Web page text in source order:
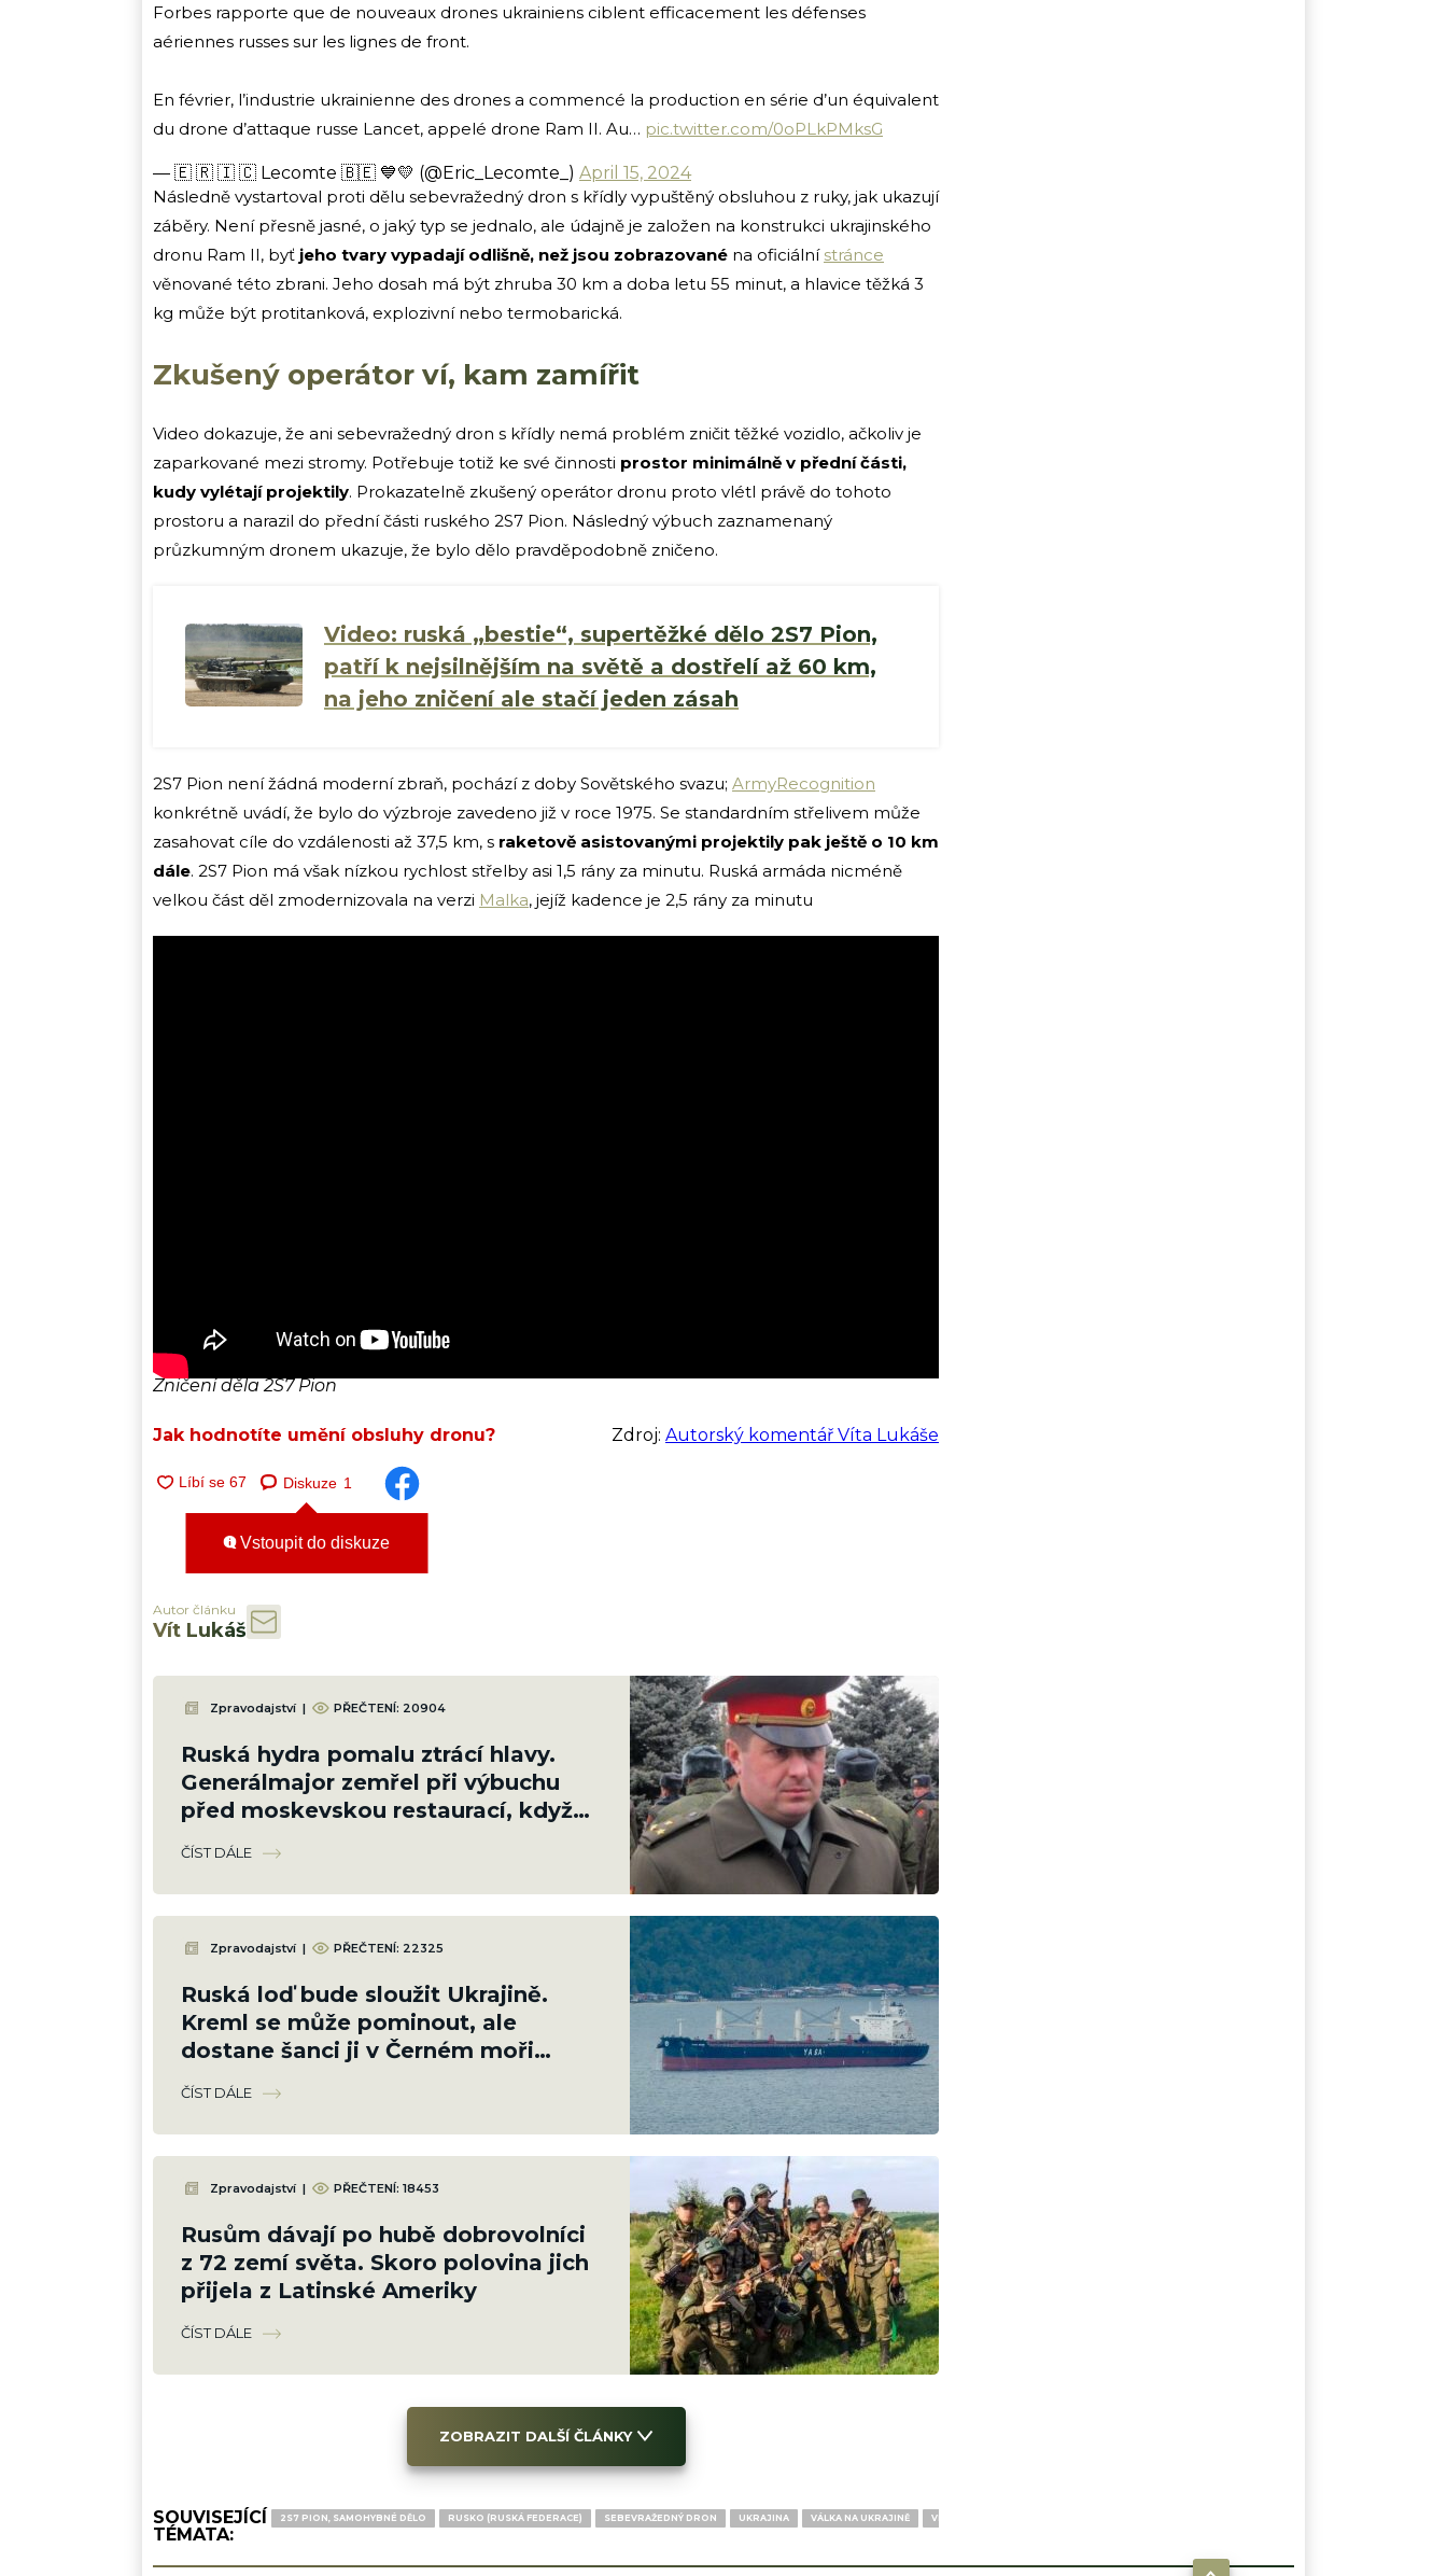
Forbes rapporte que de nouveaux drones ukrainiens ciblent efficacement les défenses
aériennes russes sur les lignes de front.
En février, l’industrie ukrainienne des drones a commencé la production en série d’un équivalent
du drone d’attaque russe Lancet, appelé drone Ram II. Au… pic.twitter.com/0oPLkPMksG
— 🇪 🇷 🇮 🇨 Lecomte 🇧🇪 💙💛 (@Eric_Lecomte_) April 15, 2024
Následně vystartoval proti dělu sebevražedný dron s křídly vypuštěný obsluhou z ruky, jak ukazují
záběry. Není přesně jasné, o jaký typ se jednalo, ale údajně je založen na konstrukci ukrajinského
dronu Ram II, byť jeho tvary vypadají odlišně, než jsou zobrazované na oficiální stránce
věnované této zbrani. Jeho dosah má být zhruba 30 km a doba letu 55 minut, a hlavice těžká 3
kg může být protitanková, explozivní nebo termobarická.
Zkušený operátor ví, kam zamířit
Video dokazuje, že ani sebevražedný dron s křídly nemá problém zničit těžké vozidlo, ačkoliv je
zaparkované mezi stromy. Potřebuje totiž ke své činnosti prostor minimálně v přední části,
kudy vylétají projektily. Prokazatelně zkušený operátor dronu proto vlétl právě do tohoto
prostoru a narazil do přední části ruského 2S7 Pion. Následný výbuch zaznamenaný
průzkumným dronem ukazuje, že bylo dělo pravděpodobně zničeno.
Video: ruská „bestie“, supertěžké dělo 2S7 Pion,
patří k nejsilnějším na světě a dostřelí až 60 km,
na jeho zničení ale stačí jeden zásah
2S7 Pion není žádná moderní zbraň, pochází z doby Sovětského svazu; ArmyRecognition
konkrétně uvádí, že bylo do výzbroje zavedeno již v roce 1975. Se standardním střelivem může
zasahovat cíle do vzdálenosti až 37,5 km, s raketově asistovanými projektily pak ještě o 10 km
dále. 2S7 Pion má však nízkou rychlost střelby asi 1,5 rány za minutu. Ruská armáda nicméně
velkou část děl zmodernizovala na verzi Malka, jejíž kadence je 2,5 rány za minutu
Zničení děla 2S7 Pion
Jak hodnotíte umění obsluhy dronu? Zdroj: Autorský komentář Víta Lukáše
Diskuze 1
Vstoupit do diskuze
Autor článku
Vít Lukáš
Zpravodajství | PŘEČTENÍ: 20904
Ruská hydra pomalu ztrácí hlavy.
Generálmajor zemřel při výbuchu
před moskevskou restaurací, když
slavil narozeniny šéfa vzdušných sil
ČÍST DÁLE
Zpravodajství | PŘEČTENÍ: 22325
Ruská loď bude sloužit Ukrajině.
Kreml se může pominout, ale
dostane šanci ji v Černém moři
potopit
ČÍST DÁLE
Zpravodajství | PŘEČTENÍ: 18453
Rusům dávají po hubě dobrovolníci
z 72 zemí světa. Skoro polovina jich
přijela z Latinské Ameriky
ČÍST DÁLE
ZOBRAZIT DALŠÍ ČLÁNKY
SOUVISEJÍCÍ
TÉMATA:
2S7 PION, SAMOHYBNÉ DĚLO RUSKO (RUSKÁ FEDERACE) SEBEVRAŽEDNÝ DRON UKRAJINA VÁLKA NA UKRAJINĚ VIDEO